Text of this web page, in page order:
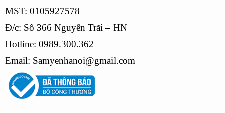
MST: 0105927578
Đ/c: Số 366 Nguyễn Trãi – HN
Hotline: 0989.300.362
Email: Samyenhanoi@gmail.com